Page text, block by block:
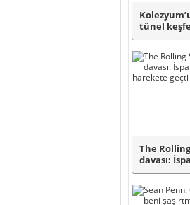
tünel
The
davası:
Angelslan..